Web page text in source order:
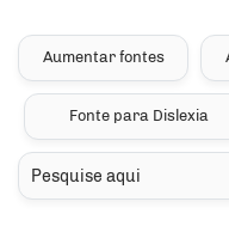
Seção
Ir para o menu
Ir para a busca
Ir para o rodapé
Aumentar fontes
Fonte para Dislexia
Pesquisar